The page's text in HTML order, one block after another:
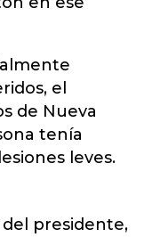
el
de Nueva
tenía
leves.
presidente,